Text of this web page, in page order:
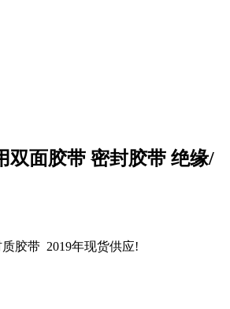
双面胶带 密封胶带 绝缘/
胶带 2019年现货供应!